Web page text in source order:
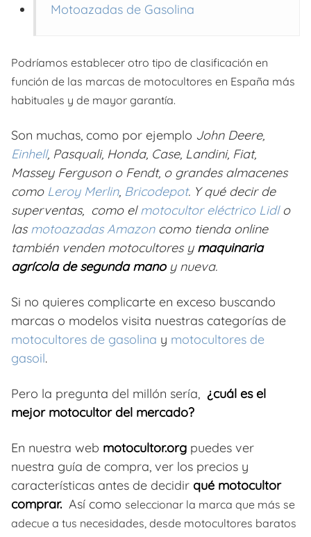
Motoazadas de Gasolina
Podríamos establecer otro tipo de clasificación en
función de las marcas de motocultores en España más
habituales y de mayor garantía.
Son muchas, como por ejemplo John Deere,
Einhell, Pasquali, Honda, Case, Landini, Fiat,
Massey Ferguson o Fendt, o grandes almacenes
como Leroy Merlin, Bricodepot. Y qué decir de
superventas, como elmotocultor eléctrico Lidlo
lasmotoazadas Amazoncomo tienda online
también venden motocultores y maquinaria
agrícola de segunda manoy nueva.
Si no quieres complicarte en exceso buscando
marcas o modelos visita nuestras categorías de
motocultores de gasolina y motocultores de
gasoil.
Pero la pregunta del millón sería, ¿cuál es el
mejor motocultor del mercado?
En nuestra web motocultor.org puedes ver
nuestra guía de compra, ver los precios y
características antes de decidir qué motocultor
comprar. Así como seleccionar la marca que más se
adecue a tus necesidades, desde motocultores baratos